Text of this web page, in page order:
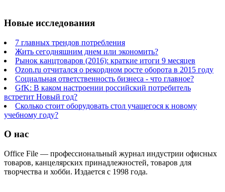
Новые исследования
7 главных трендов потребления
Жить сегодняшним днем или экономить?
Рынок канцтоваров (2016): краткие итоги 9 месяцев
Ozon.ru отчитался о рекордном росте оборота в 2015 году
Социальная ответственность бизнеса - что главное?
GfK: В каком настроении российский потребитель
встретит Новый год?
Сколько стоит оборудовать стол учащегося к новому
учебному году?
О нас
Office File — профессиональный журнал индустрии офисных
товаров, канцелярских принадлежностей, товаров для
творчества и хобби. Издается с 1998 года.